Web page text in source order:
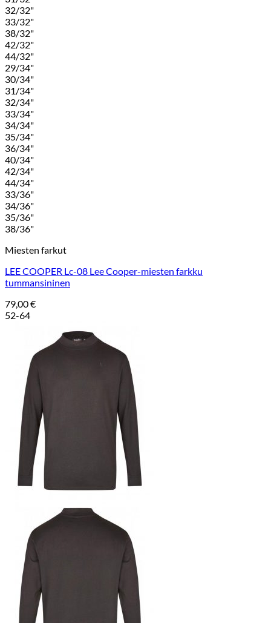
32/32"
33/32"
38/32"
42/32"
44/32"
29/34"
30/34"
31/34"
32/34"
33/34"
34/34"
35/34"
36/34"
40/34"
42/34"
44/34"
33/36"
34/36"
35/36"
38/36"
Miesten farkut
LEE COOPER Lc-08 Lee Cooper-miesten farkku
tummansininen
79,00€
52-64